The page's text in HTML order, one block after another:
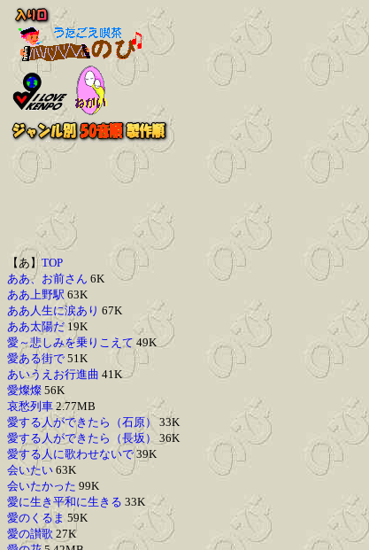
【あ】TOP
ああ、お前さん 6K
ああ上野駅 63K
ああ人生に涙あり 67K
ああ太陽だ 19K
愛～悲しみを乗りこえて 49K
愛ある街で 51K
あいうえお行進曲 41K
愛燦燦 56K
哀愁列車 2.77MB
愛する人ができたら（石原） 33K
愛する人ができたら（長坂） 36K
愛する人に歌わせないで39K
会いたい 63K
会いたかった 99K
愛に生き平和に生きる 33K
愛のくるま 59K
愛の讃歌 27K